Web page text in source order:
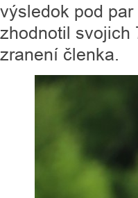
výsledok pod
zhodnotil svojich
zranení členka.